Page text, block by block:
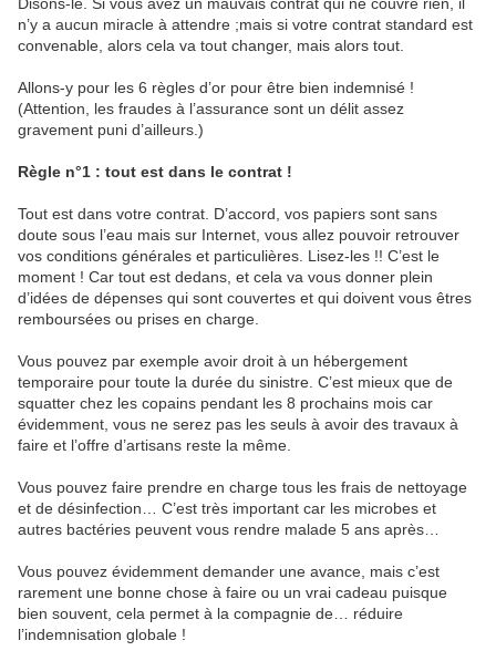
n’y a aucun miracle à attendre ;mais si votre contrat standard est
convenable, alors cela va tout changer, mais alors tout.
Allons-y pour les 6 règles d’or pour être bien indemnisé !
(Attention, les fraudes à l’assurance sont un délit assez
gravement puni d’ailleurs.)
Règle n°1 : tout est dans le contrat !
Tout est dans votre contrat. D’accord, vos papiers sont sans
doute sous l’eau mais sur Internet, vous allez pouvoir retrouver
vos conditions générales et particulières. Lisez-les !! C’est le
moment ! Car tout est dedans, et cela va vous donner plein
d’idées de dépenses qui sont couvertes et qui doivent vous êtres
remboursées ou prises en charge.
Vous pouvez par exemple avoir droit à un hébergement
temporaire pour toute la durée du sinistre. C’est mieux que de
squatter chez les copains pendant les 8 prochains mois car
évidemment, vous ne serez pas les seuls à avoir des travaux à
faire et l’offre d’artisans reste la même.
Vous pouvez faire prendre en charge tous les frais de nettoyage
et de désinfection… C’est très important car les microbes et
autres bactéries peuvent vous rendre malade 5 ans après…
Vous pouvez évidemment demander une avance, mais c’est
rarement une bonne chose à faire ou un vrai cadeau puisque
bien souvent, cela permet à la compagnie de… réduire
l’indemnisation globale !